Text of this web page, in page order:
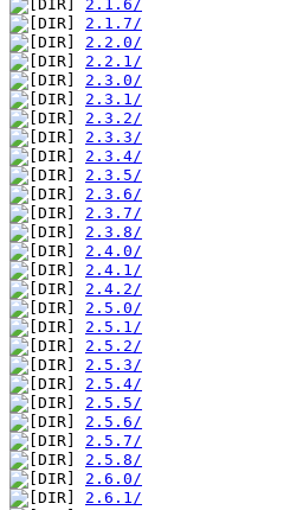
2.1.6/
2.1.7/
2.2.0/
2.2.1/
2.3.0/
2.3.1/
2.3.2/
2.3.3/
2.3.4/
2.3.5/
2.3.6/
2.3.7/
2.3.8/
2.4.0/
2.4.1/
2.4.2/
2.5.0/
2.5.1/
2.5.2/
2.5.3/
2.5.4/
2.5.5/
2.5.6/
2.5.7/
2.5.8/
2.6.0/
2.6.1/